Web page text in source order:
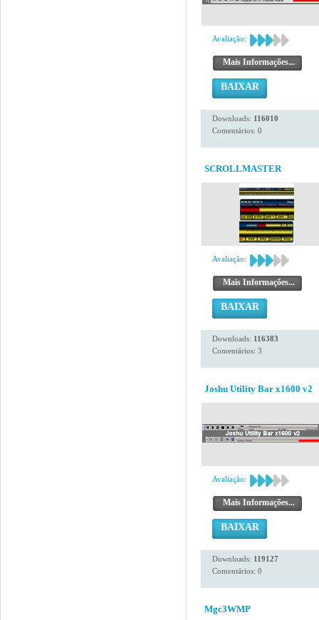
Avaliação:
Mais Informações...
BAIXAR
Downloads: 116010
Comentários: 0
SCROLLMASTER
Avaliação:
Mais Informações...
BAIXAR
Downloads: 116383
Comentários: 3
Joshu Utility Bar x1600 v2
Avaliação:
Mais Informações...
BAIXAR
Downloads: 119127
Comentários: 0
Mgc3WMP